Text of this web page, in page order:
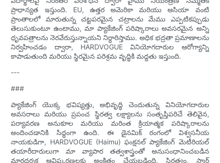
ప్రాధాన్యత ఇస్తుంది. EU, ఉత్తర అమెరికా మరియు ఆసియా వంటి
ప్రాంతాలలో మారుతున్న చట్టపరమైన చట్రాలను మేము ఎప్పటికప్పుడు
తెలుసుకుంటూ ఉంటాము, మా ప్యాకేజింగ్ పరిష్కారాలు అవసరమైన అన్ని
ధృవపత్రాలను నెరవేరుస్తున్నాయని నిర్ధారిస్తాము. అధిక భద్రతా ప్రమాణాలను
నిర్వహించడం ద్వారా, HARDVOGUE వినియోగదారుల ఆరోగ్యాన్ని
కాపాడుతుంది మరియు స్థిరమైన పరిశ్రమ వృద్ధికి మద్దతు ఇస్తుంది.
---
###
ప్యాకేజింగ్ యొక్క భవిష్యత్తు, అభివృద్ధి చెందుతున్న వినియోగదారుల
అవసరాలు మరియు ప్రపంచ స్థిరత్వ లక్ష్యాలను సంతృప్తిపరిచే తెలివైన,
పర్యావరణ అనుకూల మరియు మరింత క్రియాత్మక పరిష్కారాలను
అందించడానికి సిద్ధంగా ఉంది. ఈ డైనమిక్ రంగంలో విశ్వసనీయ
నాయకుడిగా, HARDVOGUE (Haimu) ఫంక్షనల్ ప్యాకేజింగ్ మెటీరియల్
తయారీదారులుగా మా వ్యాపార తత్వశాస్త్రంతో అనుసంధానించబడిన
మార్గదర్శక ఆవిష్కరణలకు అంకితం చేయబడింది. స్థిరత్వం, స్మార్ట్